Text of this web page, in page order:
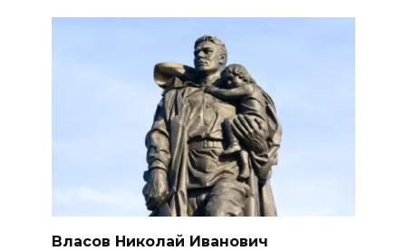
Власов Николай Иванович